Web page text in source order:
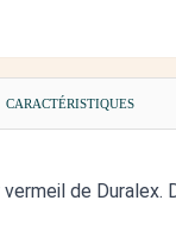
CARACTÉRISTIQUES
de Duralex.